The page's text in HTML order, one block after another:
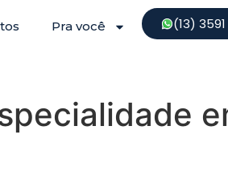
Pra você (13)